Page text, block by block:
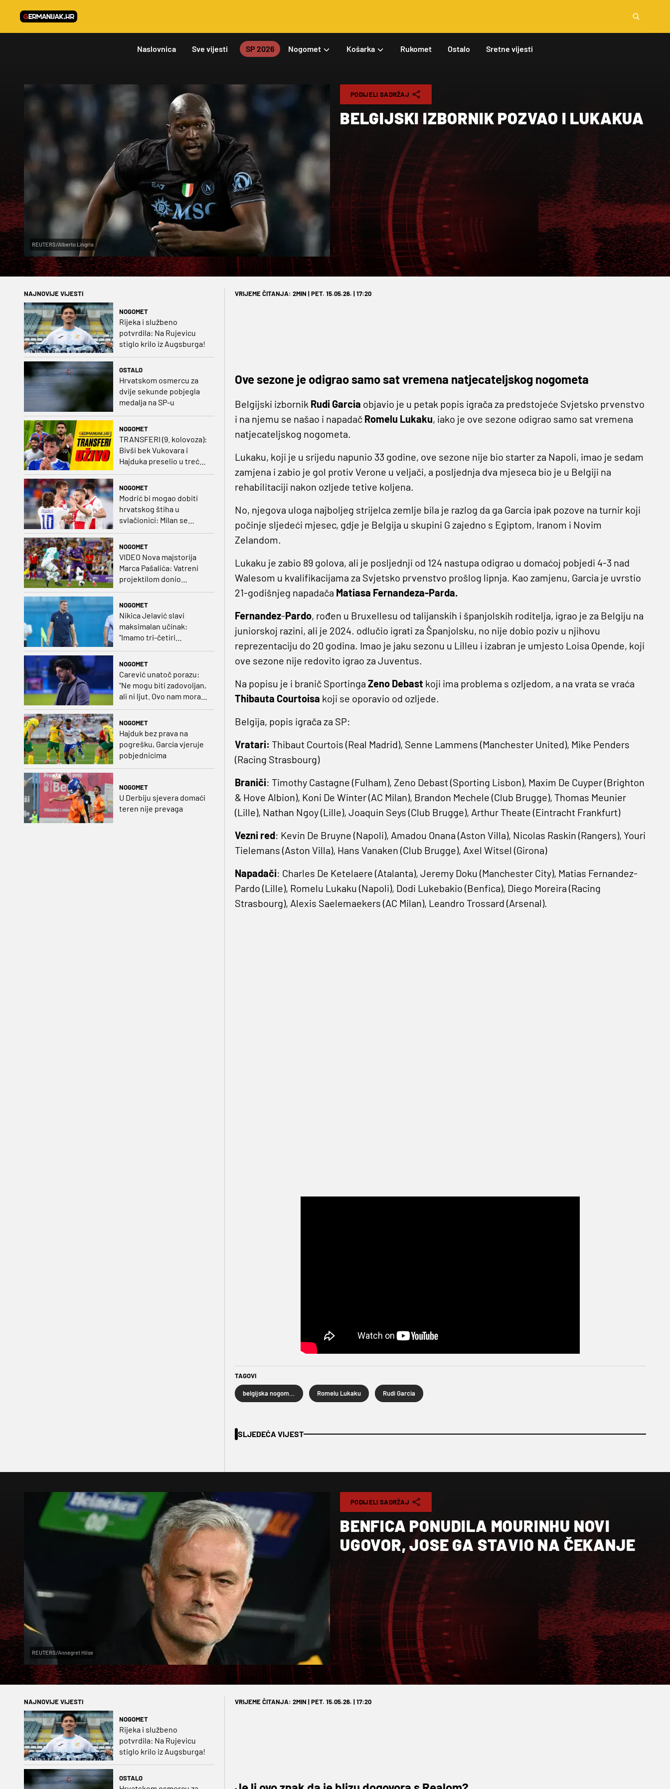
Naslovnica Sve vijesti SP 2026 Nogomet Košarka Rukomet Ostalo Sretne vijesti
REUTERS/Alberto Lingria
PODIJELI SADRŽAJ
BELGIJSKI IZBORNIK POZVAO I LUKAKUA
NAJNOVIJE VIJESTI
NOGOMET
Rijeka i službeno
potvrdila: Na Rujevicu
stiglo krilo iz Augsburga!
OSTALO
Hrvatskom osmercu za
dvije sekunde pobjegla
medalja na SP-u
NOGOMET
TRANSFERI (9. kolovoza):
Bivši bek Vukovara i
Hajduka preselio u treću
ligu, đakovački 'sin vjetra'
NOGOMET
Modrić bi mogao dobiti
hrvatskog štiha u
svlačionici: Milan se
raspituje za usluge
NOGOMET
VIDEO Nova majstorija
Marca Pašalića: Vatreni
projektilom donio
NOGOMET
Nikica Jelavić slavi
maksimalan učinak:
"Imamo tri-četiri
NOGOMET
Carević unatoč porazu:
"Ne mogu biti zadovoljan,
ali ni ljut. Ovo nam mora
biti putokaz"
NOGOMET
Hajduk bez prava na
pogrešku, Garcia vjeruje
pobjednicima
NOGOMET
U Derbiju sjevera domaći
teren nije prevaga
VRIJEME ČITANJA: 2MIN | PET. 15.05.26. | 17:20
Ove sezone je odigrao samo sat vremena natjecateljskog nogometa
Belgijski izbornik Rudi Garcia objavio je u petak popis igrača za predstojeće Svjetsko prvenstvo
i na njemu se našao i napadač Romelu Lukaku, iako je ove sezone odigrao samo sat vremena
natjecateljskog nogometa.
Lukaku, koji je u srijedu napunio 33 godine, ove sezone nije bio starter za Napoli, imao je sedam
zamjena i zabio je gol protiv Verone u veljači, a posljednja dva mjeseca bio je u Belgiji na
rehabilitaciji nakon ozljede tetive koljena.
No, njegova uloga najboljeg strijelca zemlje bila je razlog da ga Garcia ipak pozove na turnir koji
počinje sljedeći mjesec, gdje je Belgija u skupini G zajedno s Egiptom, Iranom i Novim
Zelandom.
Lukaku je zabio 89 golova, ali je posljednji od 124 nastupa odigrao u domaćoj pobjedi 4-3 nad
Walesom u kvalifikacijama za Svjetsko prvenstvo prošlog lipnja. Kao zamjenu, Garcia je uvrstio
21-godišnjeg napadača Matiasa Fernandeza-Parda.
Fernandez-Pardo, rođen u Bruxellesu od talijanskih i španjolskih roditelja, igrao je za Belgiju na
juniorskoj razini, ali je 2024. odlučio igrati za Španjolsku, no nije dobio poziv u njihovu
reprezentaciju do 20 godina. Imao je jaku sezonu u Lilleu i izabran je umjesto Loisa Opende, koji
ove sezone nije redovito igrao za Juventus.
Na popisu je i branič Sportinga Zeno Debast koji ima problema s ozljedom, a na vrata se vraća
Thibauta Courtoisa koji se oporavio od ozljede.
Belgija, popis igrača za SP:
Vratari: Thibaut Courtois (Real Madrid), Senne Lammens (Manchester United), Mike Penders
(Racing Strasbourg)
Braniči: Timothy Castagne (Fulham), Zeno Debast (Sporting Lisbon), Maxim De Cuyper (Brighton
& Hove Albion), Koni De ‌Winter (AC Milan), Brandon Mechele (Club Brugge), Thomas Meunier
(Lille), Nathan Ngoy (Lille), Joaquin Seys (Club Brugge), Arthur Theate (Eintracht Frankfurt)
Vezni red: Kevin De Bruyne (Napoli), Amadou Onana (Aston Villa), Nicolas Raskin (Rangers), Youri
Tielemans (Aston Villa), Hans Vanaken (Club Brugge), Axel Witsel (Girona)
Napadači: Charles De Ketelaere (Atalanta), Jeremy Doku (Manchester ​City), Matias Fernandez-
Pardo (Lille), Romelu Lukaku (Napoli), Dodi Lukebakio (Benfica), Diego Moreira (Racing
Strasbourg), Alexis Saelemaekers (AC Milan), Leandro Trossard (Arsenal).
TAGOVI
belgijska nogometna reprezentacija Romelu Lukaku Rudi Garcia
SLJEDEĆA VIJEST
REUTERS/Annegret Hilse
PODIJELI SADRŽAJ
BENFICA PONUDILA MOURINHU NOVI
UGOVOR, JOSE GA STAVIO NA ČEKANJE
NAJNOVIJE VIJESTI
NOGOMET
Rijeka i službeno
potvrdila: Na Rujevicu
stiglo krilo iz Augsburga!
OSTALO
VRIJEME ČITANJA: 2MIN | PET. 15.05.26. | 17:20